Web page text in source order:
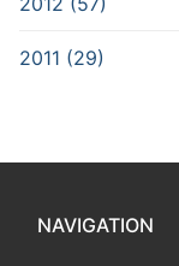
2011 (29)
NAVIGATION